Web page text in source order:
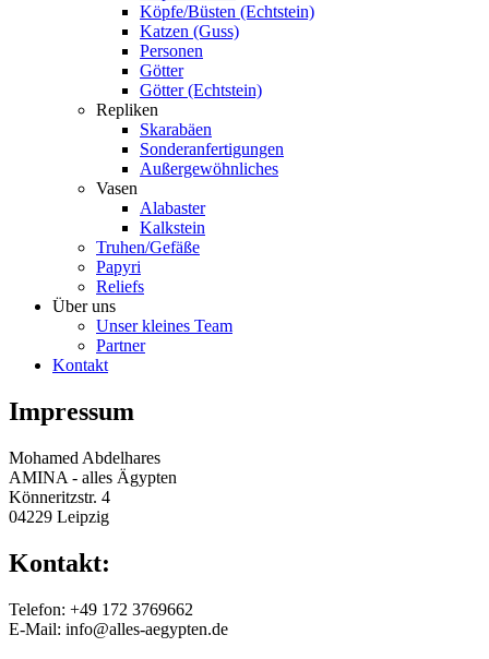
Köpfe/Büsten (Echtstein)
Katzen (Guss)
Personen
Götter
Götter (Echtstein)
Repliken
Skarabäen
Sonderanfertigungen
Außergewöhnliches
Vasen
Alabaster
Kalkstein
Truhen/Gefäße
Papyri
Reliefs
Über uns
Unser kleines Team
Partner
Kontakt
Impressum
Mohamed Abdelhares
AMINA - alles Ägypten
Könneritzstr. 4
04229 Leipzig
Kontakt:
Telefon: +49 172 3769662
E-Mail: info@alles-aegypten.de